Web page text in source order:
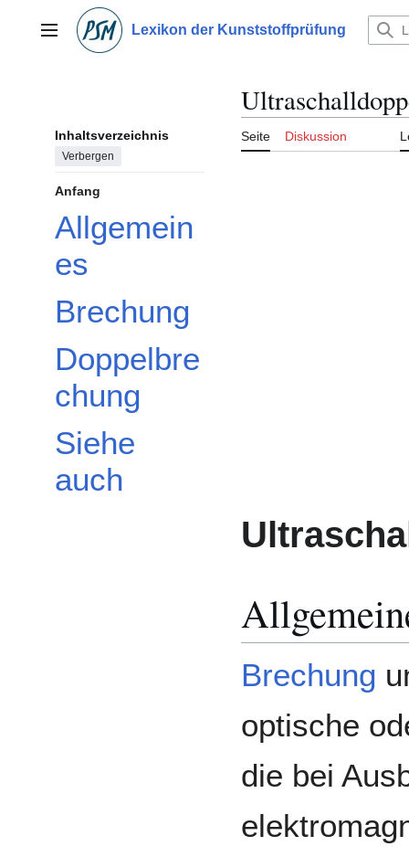
springenHauptmenü Lexikon der Kunststoffprüfung
Inhaltsverzeichnis
Verbergen
Anfang
Allgemein
es
Brechung
Doppelbre
chung
Siehe
auch
Seite Diskussion
Brechung
optische
die bei